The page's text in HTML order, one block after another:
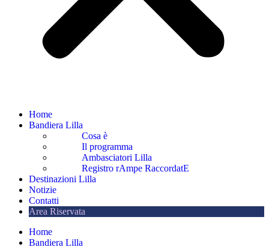
Home
Bandiera Lilla
Cosa è
Il programma
Ambasciatori Lilla
Registro rAmpe RaccordatE
Destinazioni Lilla
Notizie
Contatti
Area Riservata
Home
Bandiera Lilla